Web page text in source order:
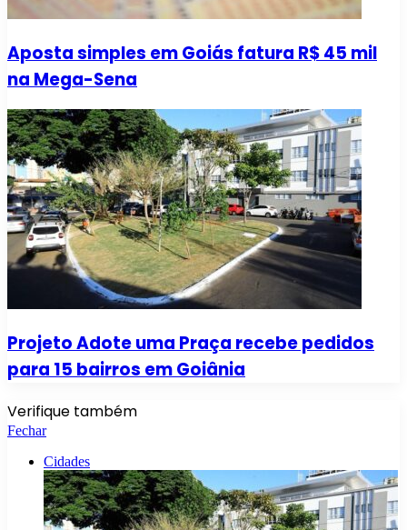
Aposta simples em Goiás fatura R$ 45 mil
na Mega-Sena
Projeto Adote uma Praça recebe pedidos
para 15 bairros em Goiânia
Verifique também
Fechar
Cidades